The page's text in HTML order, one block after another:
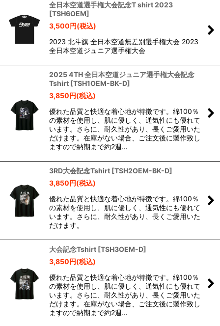
全日本空道選手権大会記念T shirt 2023
[TSH6OEM]
3,500円(税込)
2023 北斗旗 全日本空道無差別選手権大会 2023
全日本空道ジュニア選手権大会
2025 4TH 全日本空道ジュニア選手権大会記念
Tshirt [TSH1OEM-BK-D]
3,850円(税込)
優れた品質と快適な着心地が特徴です。綿100％
の素材を使用し、肌に優しく、通気性にも優れて
います。さらに、耐久性があり、長くご愛用いた
だけます。在庫がない場合、ご注文後に製作致し
ますので納期まで約2週…
3RD大会記念Tshirt [TSH2OEM-BK-D]
3,850円(税込)
優れた品質と快適な着心地が特徴です。綿100％
の素材を使用し、肌に優しく、通気性にも優れて
います。さらに、耐久性があり、長くご愛用いた
だけます。
大会記念Tshirt [TSH3OEM-D]
3,850円(税込)
優れた品質と快適な着心地が特徴です。綿100％
の素材を使用し、肌に優しく、通気性にも優れて
います。さらに、耐久性があり、長くご愛用いた
だけます。在庫がない場合、ご注文後に製作致し
ますので納期まで約2週…